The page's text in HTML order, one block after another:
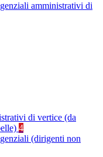
amministrativi di
di vertice (da
4
(dirigenti non